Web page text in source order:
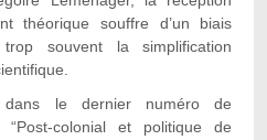
théorique souffre d’un biais
souvent la simplification
dans le dernier numéro de
colonial et politique de